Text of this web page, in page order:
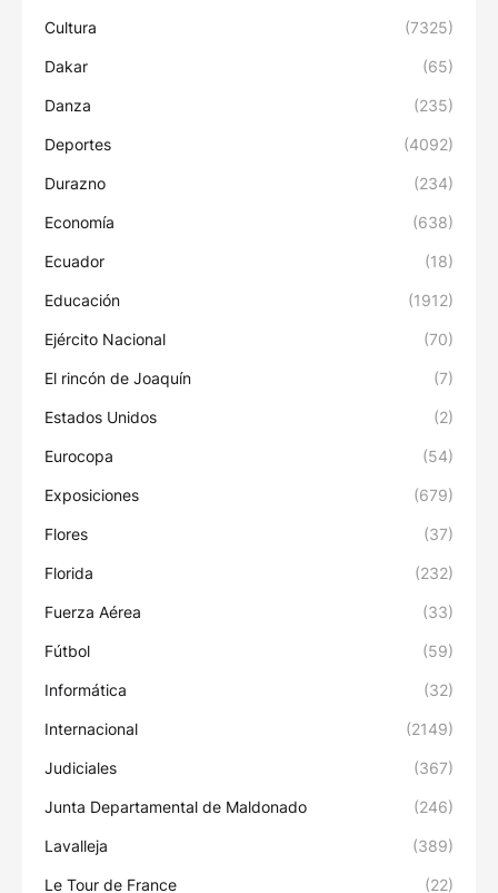
Cultura (7325)
Dakar (65)
Danza (235)
Deportes (4092)
Durazno (234)
Economía (638)
Ecuador (18)
Educación (1912)
Ejército Nacional (70)
El rincón de Joaquín (7)
Estados Unidos (2)
Eurocopa (54)
Exposiciones (679)
Flores (37)
Florida (232)
Fuerza Aérea (33)
Fútbol (59)
Informática (32)
Internacional (2149)
Judiciales (367)
Junta Departamental de Maldonado (246)
Lavalleja (389)
Le Tour de France (22)